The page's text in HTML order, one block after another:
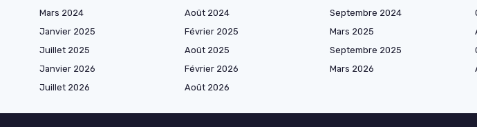
Mars 2024
Août 2024 Septembre 2024
Janvier 2025
Février 2025 Mars 2025
Juillet 2025
Août 2025 Septembre 2025
Janvier 2026
Février 2026 Mars 2026
Juillet 2026
Août 2026